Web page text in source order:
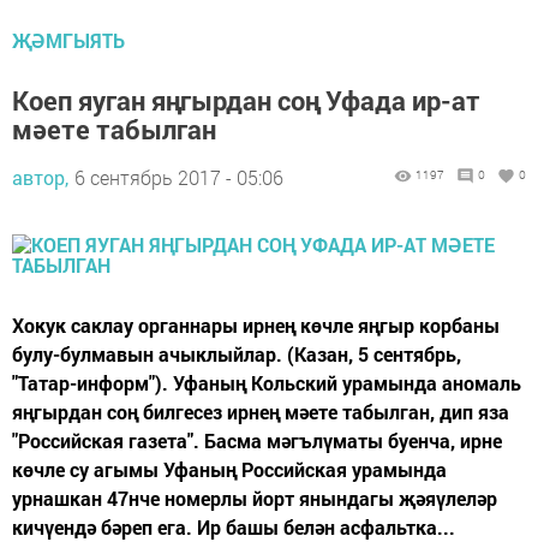
ҖӘМГЫЯТЬ
Коеп яуган яңгырдан соң Уфада ир-ат
мәете табылган
автор, 6 сентябрь 2017 - 05:06 1197 0 0
Хокук саклау органнары ирнең көчле яңгыр корбаны
булу-булмавын ачыклыйлар. (Казан, 5 сентябрь,
"Татар-информ"). Уфаның Кольский урамында аномаль
яңгырдан соң билгесез ирнең мәете табылган, дип яза
"Российская газета". Басма мәгълүматы буенча, ирне
көчле су агымы Уфаның Российская урамында
урнашкан 47нче номерлы йорт янындагы җәяүлеләр
кичүендә бәреп ега. Ир башы белән асфальтка...